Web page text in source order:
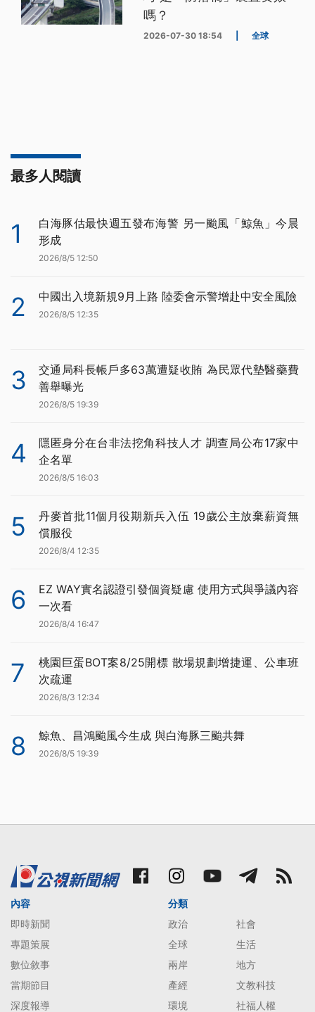
嗎？
2026-07-30 18:54 全球
最多人閱讀
1
白海豚估最快週五發布海警 另一颱風「鯨魚」今晨
形成
2026/8/5 12:50
2 中國出入境新規9月上路 陸委會示警增赴中安全風險
2026/8/5 12:35
3
交通局科長帳戶多63萬遭疑收賄 為民眾代墊醫藥費
善舉曝光
2026/8/5 19:39
4
隱匿身分在台非法挖角科技人才 調查局公布17家中
企名單
2026/8/5 16:03
5
丹麥首批11個月役期新兵入伍 19歲公主放棄薪資無
償服役
2026/8/4 12:35
6
EZ WAY實名認證引發個資疑慮 使用方式與爭議內容
一次看
2026/8/4 16:47
7
桃園巨蛋BOT案8/25開標 散場規劃增捷運、公車班
次疏運
2026/8/3 12:34
8 鯨魚、昌鴻颱風今生成 與白海豚三颱共舞
2026/8/5 19:39
內容
即時新聞
專題策展
數位敘事
當期節目
深度報導
分類
政治
社會
全球
生活
兩岸
地方
產經
文教科技
環境
社福人權